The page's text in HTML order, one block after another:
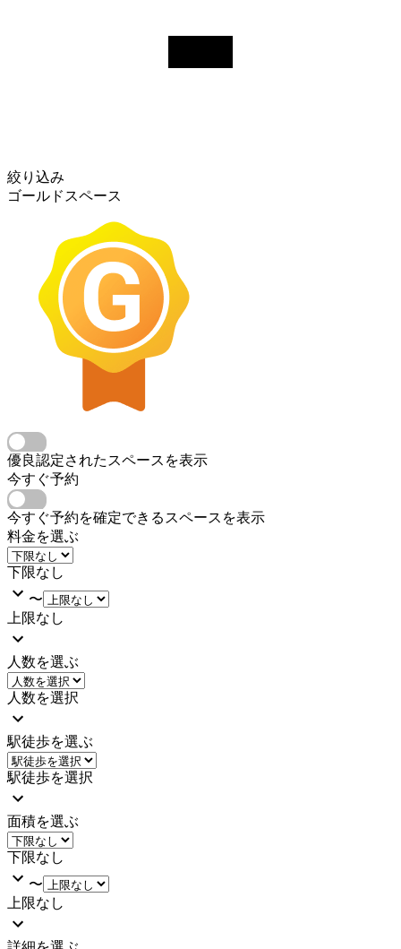
絞り込み
ゴールドスペース
優良認定されたスペースを表示
今すぐ予約
今すぐ予約を確定できるスペースを表示
料金を選ぶ
下限なし
〜
上限なし
人数を選ぶ
人数を選択
駅徒歩を選ぶ
駅徒歩を選択
面積を選ぶ
下限なし
〜
上限なし